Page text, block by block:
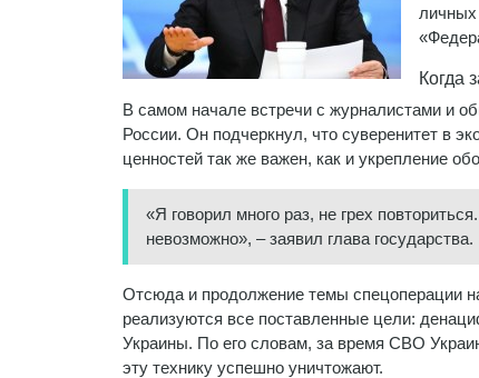
Когда
В самом начале встречи с журналистами и
России. Он подчеркнул, что суверенитет в
ценностей так же важен, как и укрепление
«Я говорил много раз, не грех
невозможно», – заявил глава государства.
Отсюда и продолжение темы спецоперации
реализуются все поставленные цели:
Украины. По его словам, за время СВО
эту технику успешно уничтожают.